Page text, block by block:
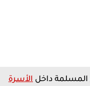
المسلمة داخل الأسرة